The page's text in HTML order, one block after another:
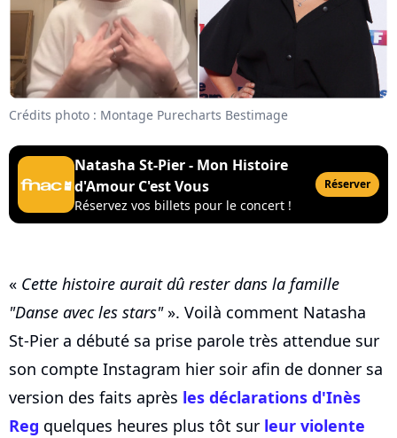
Crédits photo : Montage Purecharts Bestimage
Natasha St-Pier - Mon Histoire
d'Amour C'est Vous
Réservez vos billets pour le concert !
Réserver
« Cette histoire aurait dû rester dans la famille
"Danse avec les stars"». Voilà comment Natasha
St-Pier a débuté sa prise parole très attendue sur
son compte Instagram hier soir afin de donner sa
version des faits après les déclarations d'Inès
Reg quelques heures plus tôt sur leur violente